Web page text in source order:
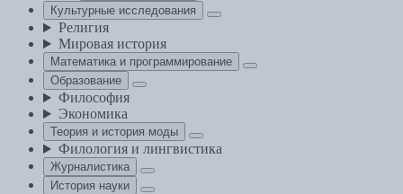
Культурные исследования
Религия
Мировая история
Математика и программирование
Образование
Философия
Экономика
Теория и история моды
Филология и лингвистика
Журналистика
История науки